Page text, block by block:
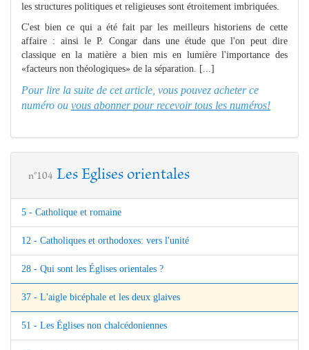
les structures politiques et religieuses sont étroitement imbriquées.
C'est bien ce qui a été fait par les meilleurs historiens de cette
affaire : ainsi le P. Congar dans une étude que l'on peut dire
classique en la matière a bien mis en lumière l'importance des
«facteurs non théologiques» de la séparation. [...]
Pour lire la suite de cet article, vous pouvez acheter ce
numéro ou vous abonner pour recevoir tous les numéros!
n°104 Les Eglises orientales
5 - Catholique et romaine
12 - Catholiques et orthodoxes: vers l'unité
28 - Qui sont les Églises orientales ?
37 - L'aigle bicéphale et les deux glaives
51 - Les Églises non chalcédoniennes